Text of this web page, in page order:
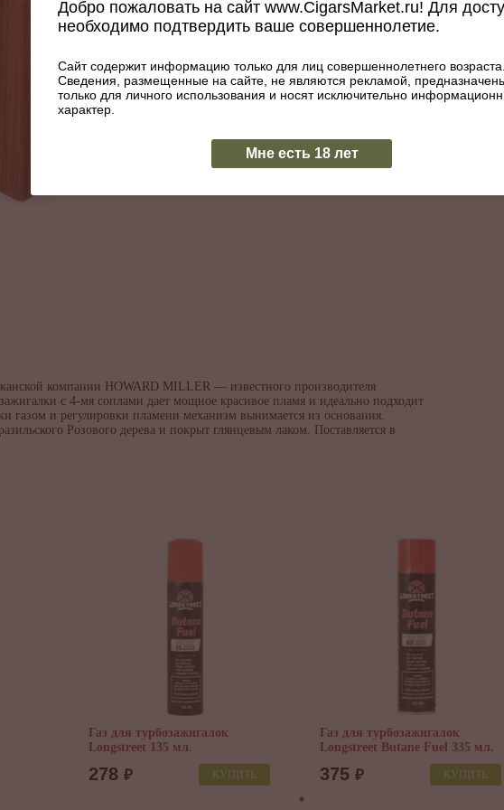
Количество турбин:
4
Тип поджига:
Тип топлива:
Газ
компании HOWARD MILLER — известного производителя
с 4-мя соплами дает мощное красивое пламя и идеально подходит
газом и регулировки пламени механизм вынимается из основания.
Розового дерева и покрыт глянцевым лаком. Поставляется в
Газ для турбозажигалок
Longstreet 135 мл.
278 ₽ КУПИТЬ
Газ для турбозажигалок
Longstreet Butane Fuel 335 мл.
375 ₽ КУПИТЬ
Добро пожаловать на сайт www.CigarsMarket.ru! Для
необходимо подтвердить ваше совершеннолетие.
Сайт содержит информацию только для лиц совершеннолетнего возраста.
Сведения, размещенные на сайте, не являются рекламой,
только для личного использования и носят исключительно
характер.
Мне есть 18 лет